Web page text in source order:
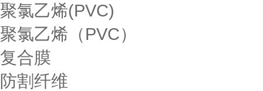
聚氯乙烯(PVC)
聚氯乙烯（PVC）
复合膜
防割纤维